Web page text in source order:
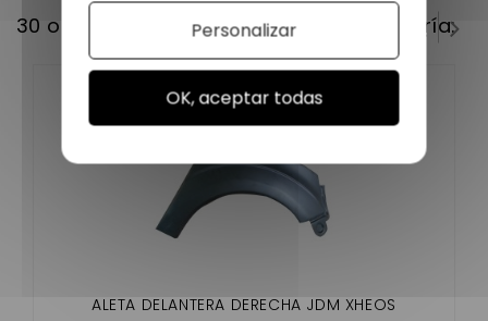
30 otros productos en la misma categoría:
ALETA DELANTERA DERECHA JDM XHEOS
OK, aceptar todas
Personalizar